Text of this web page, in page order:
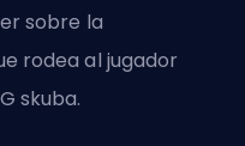
sobre la
rodea al jugador
skuba.